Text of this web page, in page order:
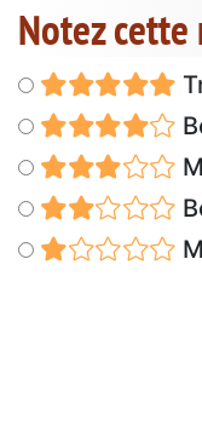
Notez cette